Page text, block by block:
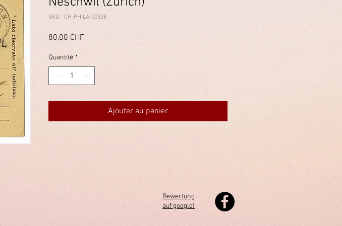
SKU : CH-PHILA-00528
80,00 CHF
Quantité *
Ajouter au panier
Bewertung
auf google!